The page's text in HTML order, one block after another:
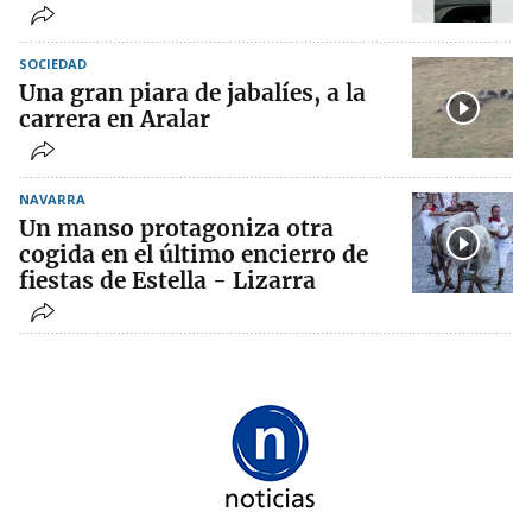
SOCIEDAD
Una gran piara de jabalíes, a la
carrera en Aralar
NAVARRA
Un manso protagoniza otra
cogida en el último encierro de
fiestas de Estella - Lizarra